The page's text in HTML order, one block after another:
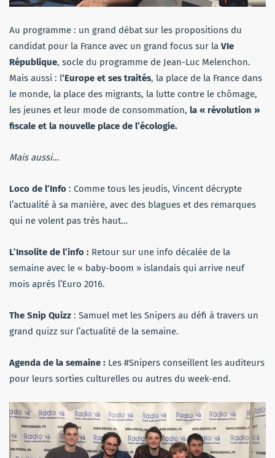
Au programme : un grand débat sur les propositions du
candidat pour la France avec un grand focus sur la VIe
République, socle du programme de Jean-Luc Melenchon.
Mais aussi : l‘Europe et ses traités, la place de la France dans
le monde, la place des migrants, la lutte contre le chômage,
les jeunes et leur mode de consommation, la « révolution »
fiscale et la nouvelle place de l’écologie.
Mais aussi…
Loco de l’Info : Comme tous les jeudis, Vincent décrypte
l’actualité à sa manière, avec des blagues et des remarques
qui ne volent pas très haut…
L’Insolite de l’info : Retour sur une info décalée de la
semaine avec le « baby-boom » islandais qui arrive neuf
mois après l’Euro 2016.
The Snip Quizz : Samuel met les Snipers au défi à travers un
grand quizz sur l’actualité de la semaine.
Agenda de la semaine : Les #Snipers conseillent les auditeurs
pour leurs sorties culturelles ou autres du week-end.